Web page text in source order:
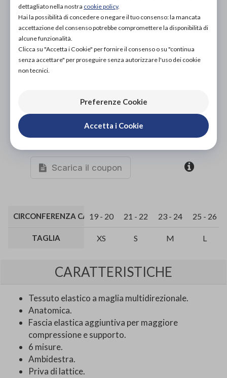
PROVA E NOLEGGIA IN NEGOZIO
NON DISPONIBILE
ACQUISTA ONLINE
NON DISPONIBILE
Organizza prova in negozio
Scarica il coupon
CIRCONFERENZA CAVIGLIA (CM)
19 - 20 21 - 22 23 - 24 25 - 26
TAGLIA XS S M L
CARATTERISTICHE
Tessuto elastico a maglia multidirezionale.
Anatomica.
Fascia elastica aggiuntiva per maggiore
compressione e supporto.
6 misure.
Ambidestra.
Priva di lattice.
dettagliato nella nostra cookie policy.
Hai la possibilità di concedere o negare il tuo consenso: la mancata
accettazione del consenso potrebbe compromettere la disponibilità di
alcune funzionalità.
Clicca su "Accetta i Cookie" per fornire il consenso o su "continua
senza accettare" per proseguire senza autorizzare l'uso dei cookie
non tecnici.
Preferenze Cookie
Accetta i Cookie